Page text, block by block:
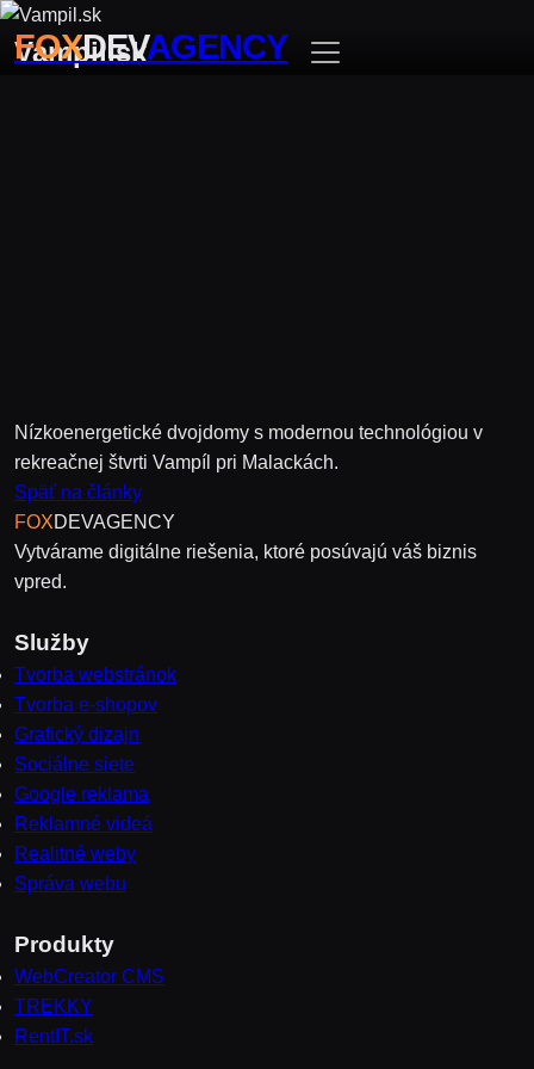
FOXDEVAGENCY
Vampil.sk
Nízkoenergetické dvojdomy s modernou technológiou v
rekreačnej štvrti Vampíl pri Malackách.
Späť na články
FOXDEVAGENCY
Vytvárame digitálne riešenia, ktoré posúvajú váš biznis
vpred.
Služby
Tvorba webstránok
Tvorba e-shopov
Grafický dizajn
Sociálne siete
Google reklama
Reklamné videá
Realitné weby
Správa webu
Produkty
WebCreator CMS
TREKKY
RentIT.sk